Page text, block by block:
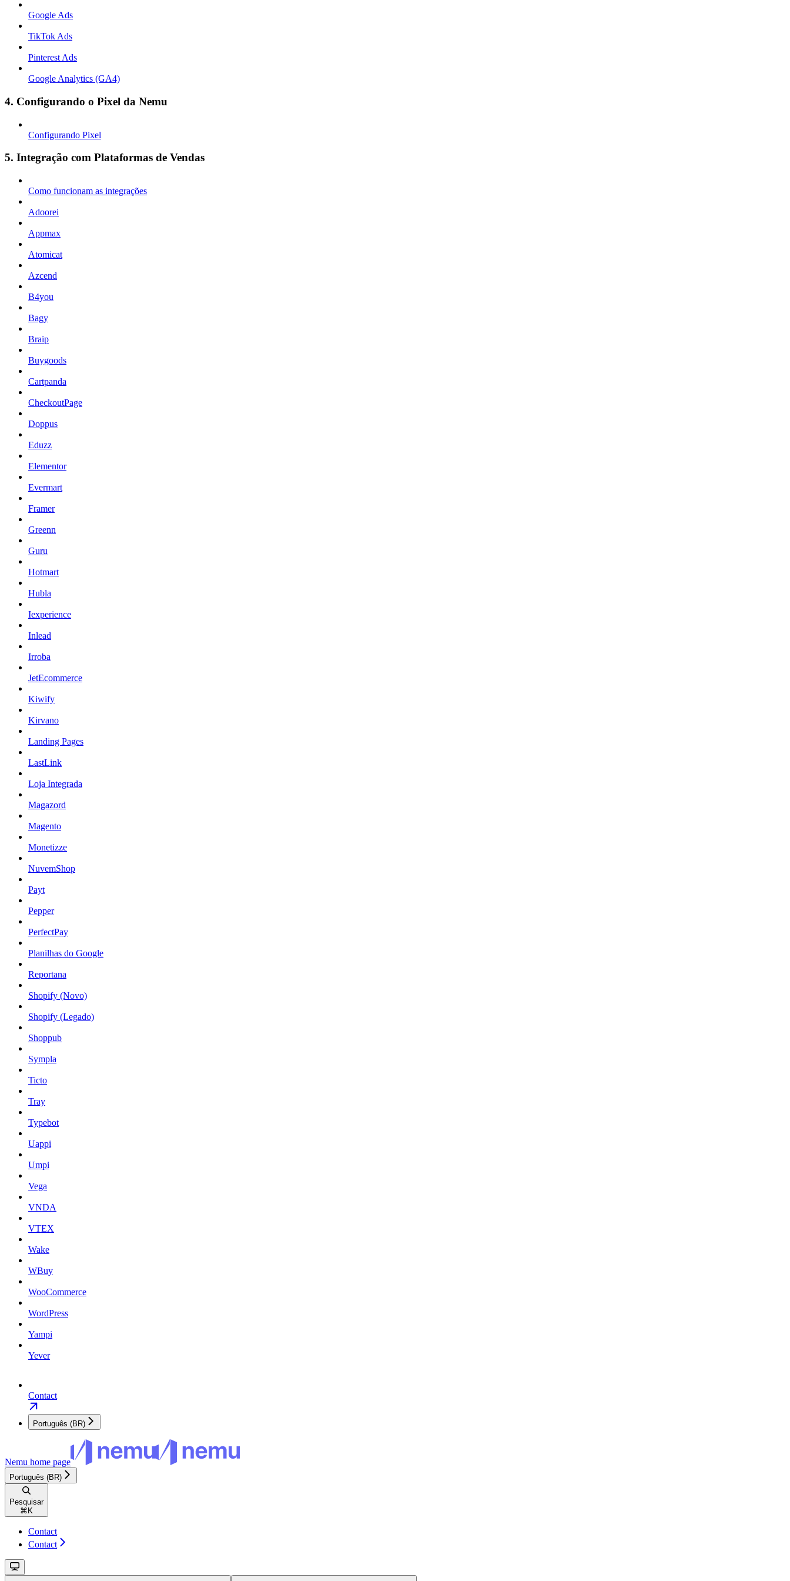
Google Ads
TikTok Ads
Pinterest Ads
Google Analytics (GA4)
4. Configurando o Pixel da Nemu
Configurando Pixel
5. Integração com Plataformas de Vendas
Como funcionam as integrações
Adoorei
Appmax
Atomicat
Azcend
B4you
Bagy
Braip
Buygoods
Cartpanda
CheckoutPage
Doppus
Eduzz
Elementor
Evermart
Framer
Greenn
Guru
Hotmart
Hubla
Iexperience
Inlead
Irroba
JetEcommerce
Kiwify
Kirvano
Landing Pages
LastLink
Loja Integrada
Magazord
Magento
Monetizze
NuvemShop
Payt
Pepper
PerfectPay
Planilhas do Google
Reportana
Shopify (Novo)
Shopify (Legado)
Shoppub
Sympla
Ticto
Tray
Typebot
Uappi
Umpi
Vega
VNDA
VTEX
Wake
WBuy
WooCommerce
WordPress
Yampi
Yever
Contact
Português (BR)
Nemu home page
Português (BR)
Pesquisar
⌘ K
Contact
Contact